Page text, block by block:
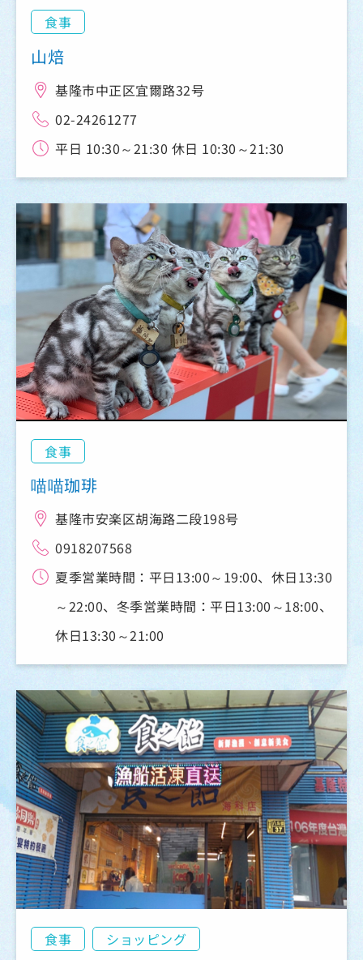
食事
山焙
基隆市中正区宜爾路32号
02-24261277
平日 10:30～21:30 休日 10:30～21:30
食事
喵喵珈琲
基隆市安楽区胡海路二段198号
0918207568
夏季営業時間：平日13:00～19:00、休日13:30
～22:00、冬季営業時間：平日13:00～18:00、
休日13:30～21:00
食事 ショッピング